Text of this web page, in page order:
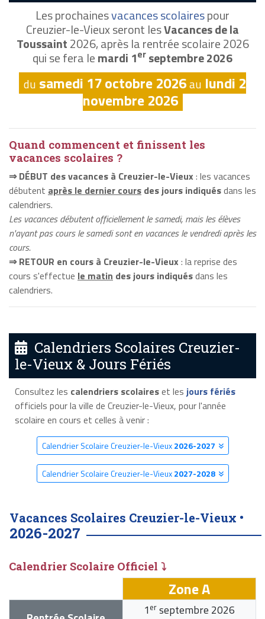
Les prochainesvacances scolairespour
Creuzier-le-Vieux seront lesVacances de la
Toussaint2026, après la rentrée scolaire 2026
qui se fera lemardi 1er septembre 2026
du samedi 17 octobre 2026au lundi 2
novembre 2026
Quand commencent et finissent les
vacances scolaires ?
⇒ DÉBUT des vacances à Creuzier-le-Vieux : les vacances
débutent après le dernier cours des jours indiquésdans les
calendriers.
Les vacances débutent officiellement le samedi, mais les élèves
n'ayant pas cours le samedi sont en vacances le vendredi après les
cours.
⇒ RETOUR en cours à Creuzier-le-Vieux : la reprise des
cours s'effectue le matin des jours indiquésdans les
calendriers.
Calendriers Scolaires Creuzier-
le-Vieux & Jours Fériés
Consultez les calendriers scolaireset les jours fériés
officiels pour la ville de Creuzier-le-Vieux, pour l'année
scolaire en cours et celles à venir :
Calendrier Scolaire Creuzier-le-Vieux2026-2027
Calendrier Scolaire Creuzier-le-Vieux2027-2028
Vacances Scolaires Creuzier-le-Vieux •
2026-2027
Calendrier Scolaire Officiel ⤵
Zone A
1 er septembre 2026